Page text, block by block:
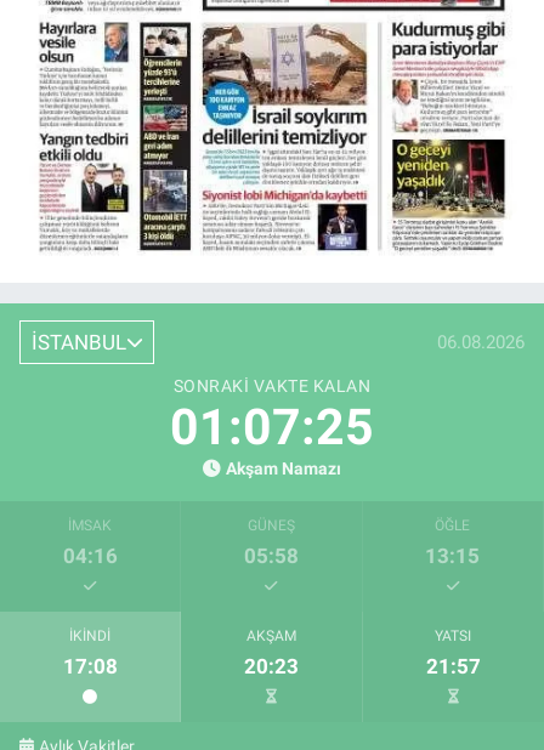
İSTANBUL 06.08.2026
SONRAKI VAKTE KALAN
01:07:24
Akşam Namazı
İMSAK
04:16
GÜNEŞ
05:58
ÖĞLE
13:15
İKINDI
17:08
AKŞAM
20:23
YATSI
21:57